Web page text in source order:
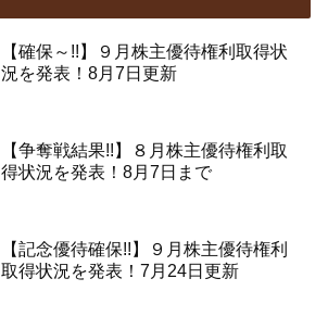
【確保～!!】９月株主優待権利取得状
況を発表！8月7日更新
【争奪戦結果!!】８月株主優待権利取
得状況を発表！8月7日まで
【記念優待確保!!】９月株主優待権利
取得状況を発表！7月24日更新